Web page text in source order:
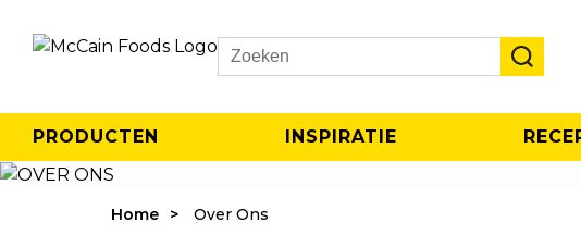
Search
PRODUCTEN INSPIRATIE
Home Over Ons